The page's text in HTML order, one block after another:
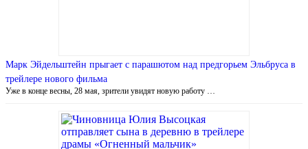
Марк Эйдельштейн прыгает с парашютом над предгорьем Эльбруса в
трейлере нового фильма
Уже в конце весны, 28 мая, зрители увидят новую работу …